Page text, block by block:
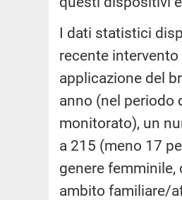
I dati statistici
recente
applicazione del
anno (nel periodo
monitorato), un
a 215 (meno 17
genere
ambito familiare/